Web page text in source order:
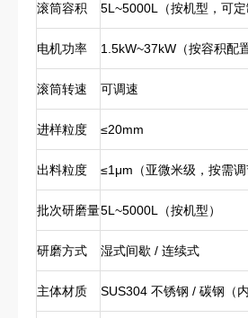
滚筒容积 5L~5000L（按机型，可定
电机功率 1.5kW~37kW（按容积配置
滚筒转速 可调速
进样粒度 ≤20mm
出料粒度 ≤1μm（亚微米级，按需调
批次研磨量5L~5000L（按机型）
研磨方式 湿式间歇 / 连续式
主体材质 SUS304 不锈钢 / 碳钢（内